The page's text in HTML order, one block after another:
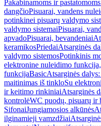
Pakabinamoms ir
dangčioPisuarai, vandens
potinkinei pisuarų valdymo
valdymo sistemaiPisuarai,
apvadoPisuarai, bevandeniai
keramikosPriedaiAtsarginės
valdymo sistemosPotinkinis
elektronine nuleidimo
funkcijaBasicAtsarginės
maitinimas iš tinkloSu
ir keitimo rinkiniaiAtsarginės
kontrolėWC puodų, pisuarų ir
SifonaiJungiamosios alkūnės
ilginamieji vamzdžiai